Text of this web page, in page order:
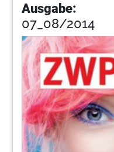
Ausgabe:
07_08/2014